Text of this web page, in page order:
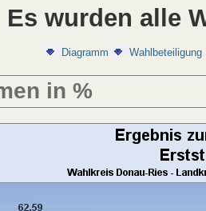
Es wurden alle
Diagramm Wahlbeteiligung
in %